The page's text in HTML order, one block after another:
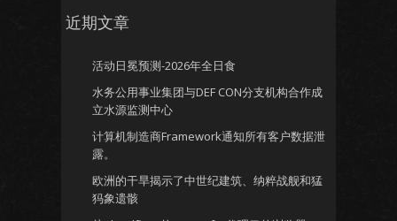
近期文章
活动日冕预测-2026年全日食
水务公用事业集团与DEF CON分支机构合作成
立水源监测中心
计算机制造商Framework通知所有客户数据泄
露。
欧洲的干旱揭示了中世纪建筑、纳粹战舰和猛
犸象遗骸